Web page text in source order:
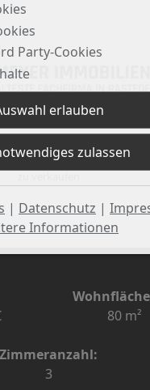
80 m²
Zimmeranzahl:
3
Party-Cookies
| Datenschutz |
Informationen